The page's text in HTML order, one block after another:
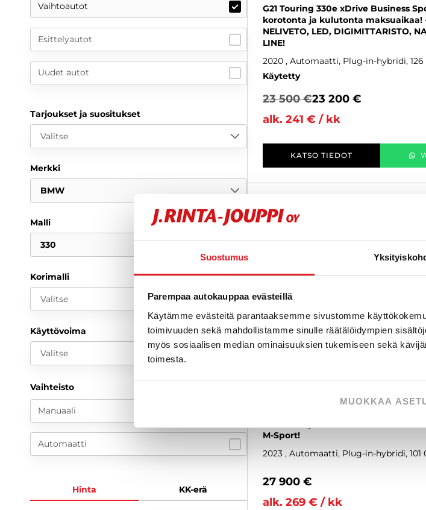
Suostumus
Parempaa autokauppaa evästeillä
Käytämme evästeitä parantaaksemme sivustomme
toimivuuden sekä mahdollistamme sinulle räätälöidympien
myös sosiaalisen median ominaisuuksien tukemiseen sekä
toimesta.
MUOKKAA
Vaihtoautot
Esittelyautot
Uudet autot
Tarjoukset ja suositukset
Valitse
Merkki
BMW
Malli
330
Korimalli
Valitse
Käyttövoima
Valitse
Vaihteisto
Manuaali
Automaatti
Hinta KK-erä
G21 Touring 330e xDrive Business
korotonta ja kulutonta maksuaikaa! -
NELIVETO, LED, DIGIMITTARISTO,
LINE!
2020 , Automaatti, Plug-in-hybridi,
Käytetty
23 500 €23 200 €
alk. 241 € / kk
KATSO TIEDOT
6 kk korotonta ja kulutonta
M-Sport!
2023 , Automaatti, Plug-in-hybridi, 101
27 900 €
alk. 269 € / kk